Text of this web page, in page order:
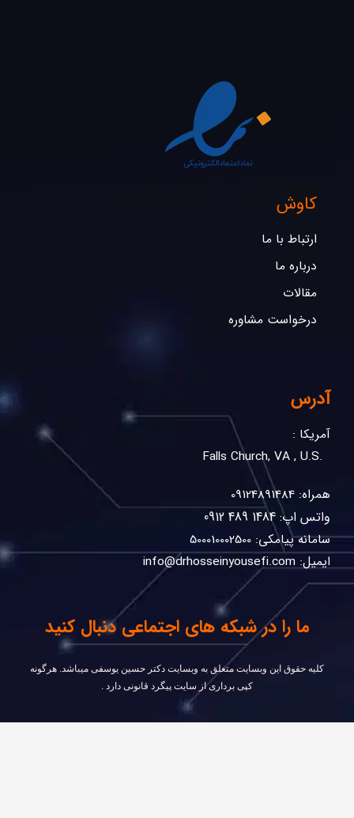
آدرس
آمریکا :
همراه: 09124891484
واتس اپ: 1484 489 0912
سامانه پیامکی: 500010002500
ایمیل: info@drhosseinyousefi.com
ما را در شبکه های اجتماعی دنبال کنید
كليه حقوق اين وبسايت متعلق به وبسایت دکتر حسین یوسفی ميباشد. هرگونه
کپی برداری از سایت پیگرد قانونی دارد .
کاوش
ارتباط با ما
درباره ما
مقالات
درخواست مشاوره